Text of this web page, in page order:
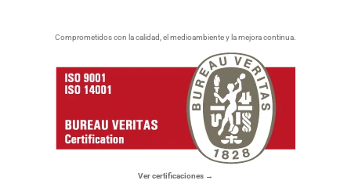
Comprometidos con la calidad, el medioambiente y la mejora continua.
Ver certificaciones →